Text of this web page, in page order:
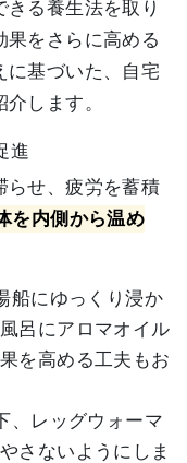
る養生法を取り
果をさらに高める
に基づいた、自宅
します。
進
らせ、疲労を蓄積
を内側から温め
船にゆっくり浸か
呂にアロマオイル
を高める工夫もお
、レッグウォーマ
さないようにしま